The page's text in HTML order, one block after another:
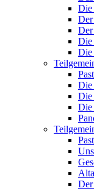
Die
Der
Die
Die
Die
Die
Die
Der